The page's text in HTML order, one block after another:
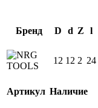
Бренд D d Z l
12 12 2 24
Артикул Наличие